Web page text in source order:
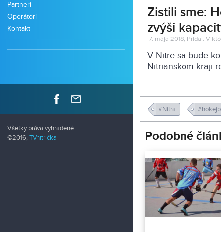
Partneri
Operátori
Kontakt
Všetky práva vyhradené
©2016, TVnitrička
Zistili sme:
zvýši
7. mája 2018, Pridal:
V Nitre sa bude
Nitrianskom kraji
#Nitra
Podobné